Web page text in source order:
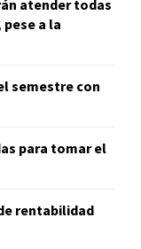
atender todas
a la
semestre con
para tomar el
rentabilidad